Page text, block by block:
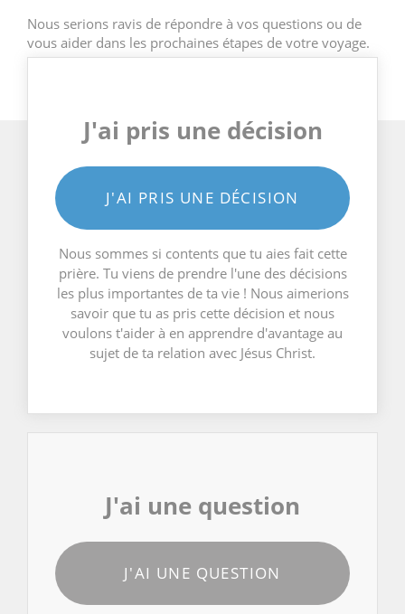
Nous serions ravis de répondre à vos questions ou de
vous aider dans les prochaines étapes de votre voyage.
J'ai pris une décision
J'AI PRIS UNE DÉCISION
Nous sommes si contents que tu aies fait cette
prière. Tu viens de prendre l'une des décisions
les plus importantes de ta vie ! Nous aimerions
savoir que tu as pris cette décision et nous
voulons t'aider à en apprendre d'avantage au
sujet de ta relation avec Jésus Christ.
J'ai une question
J'AI UNE QUESTION